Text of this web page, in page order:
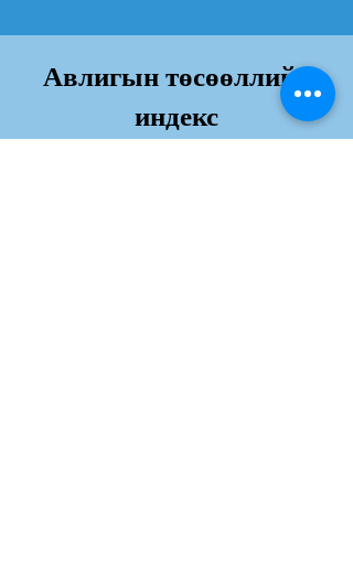
Авлигын төсөөллийн
индекс